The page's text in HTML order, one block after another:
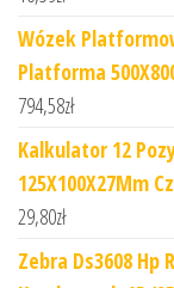
Wózek
Platforma
794,58zł
Kalkulator 12
125X100X27Mm
29,80zł
Zebra Ds3608 Hp